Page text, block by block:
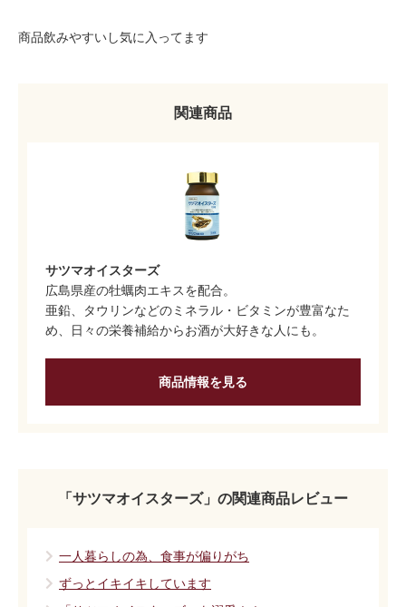
商品飲みやすいし気に入ってます
関連商品
サツマオイスターズ
広島県産の牡蠣肉エキスを配合。
亜鉛、タウリンなどのミネラル・ビタミンが豊富なた
め、日々の栄養補給からお酒が大好きな人にも。
商品情報を見る
「サツマオイスターズ」の関連商品レビュー
一人暮らしの為、食事が偏りがち
ずっとイキイキしています